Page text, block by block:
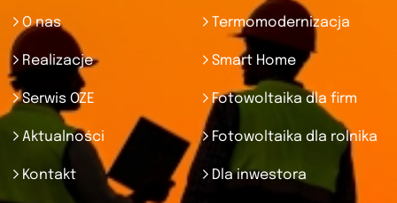
O nas Termomodernizacja
Realizacje Smart Home
Serwis OZE Fotowoltaika dla firm
Aktualności Fotowoltaika dla rolnika
Kontakt Dla inwestora